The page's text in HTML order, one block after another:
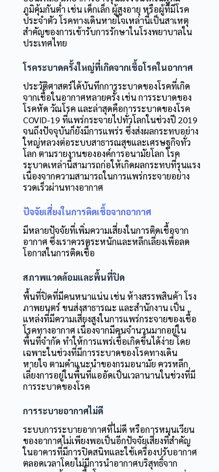
ภูมิคุ้มกันต่ำ เช่น เด็กเล็ก ผู้สูงอายุ หรือผู้ที่มีโรค
ประจำตัว โรคทางเดินหายใจเหล่านี้เป็นสาเหตุ
สำคัญของการเข้ารับการรักษาในโรงพยาบาลใน
ประเทศไทย
โรคระบาดครั้งใหญ่ที่เกิดจากเชื้อโรคในอากาศ
ประวัติศาสตร์ได้บันทึกการระบาดของโรคที่เกิด
จากเชื้อในอากาศหลายครั้ง เช่น การระบาดของ
โรคหัด วัณโรค และล่าสุดคือการระบาดของโรค
COVID-19 ที่แพร่กระจายไปทั่วโลกในช่วงปี 2019
จนถึงปัจจุบันก็ยังมีการแพร่ร ซึ่งส่งผลกระทบอย่าง
ใหญ่หลวงต่อระบบสาธารณสุขและเศรษฐกิจทั่ว
โลก ตามรายงานขององค์การอนามัยโลก โรค
ระบาดเหล่านี้สามารถก่อให้เกิดผลกระทบที่รุนแรง
เนื่องจากความสามารถในการแพร่กระจายอย่าง
รวดเร็วผ่านทางอากาศ
ปัจจัยเสี่ยงในการติดเชื้อจากอากาศ
มีหลายปัจจัยที่เพิ่มความเสี่ยงในการติดเชื้อจาก
อากาศ ซึ่งเราควรตระหนักและหลีกเลี่ยงเพื่อลด
โอกาสในการติดเชื้อ
สภาพแวดล้อมและพื้นที่ปิด
พื้นที่ปิดที่มีคนหนาแน่น เช่น ห้างสรรพสินค้า โรง
ภาพยนตร์ ขนส่งสาธารณะ และสำนักงาน เป็น
แหล่งที่มีความเสี่ยงสูงในการแพร่กระจายของเชื้อ
โรคทางอากาศ เนื่องจากมีคนจำนวนมากอยู่ใน
พื้นที่จำกัด ทำให้การแพร่เชื้อเกิดขึ้นได้ง่าย โดย
เฉพาะในช่วงที่มีการระบาดของโรคทางเดิน
หายใจ ตามคำแนะนำของกรมอนามัย ควรหลีก
เลี่ยงการอยู่ในพื้นที่แออัดเป็นเวลานานในช่วงที่มี
การระบาดของโรค
การระบายอากาศไม่ดี
ระบบการระบายอากาศที่ไม่ดี หรือการหมุนเวียน
ของอากาศไม่เพียงพอเป็นอีกปัจจัยเสี่ยงที่สำคัญ
ในอาคารที่มีการปิดสนิทและใช้เครื่องปรับอากาศ
ตลอดเวลาโดยไม่มีการนำอากาศบริสุทธิ์จาก